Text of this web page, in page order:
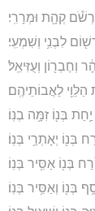
קְהָ֖ת וּמְרָרִֽי׃
לִבְנִ֥י וְשִׁמְעִֽי׃
וְחֶבְר֖וֹן וְעֻזִּיאֵֽל׃
לַאֲבוֹתֵיהֶֽם׃
בְּנ֖וֹ זִמָּ֥ה בְנֽוֹ׃
בְּנ֖וֹ יְאָתְרַ֥י בְּנֽוֹ׃
בְּנ֖וֹ אַסִּ֥יר בְּנֽוֹ׃
בְּנ֖וֹ וְאַסִּ֥יר בְּנֽוֹ׃